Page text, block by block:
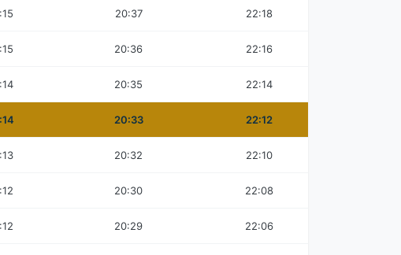
20:37 22:18
20:36 22:16
20:35 22:14
20:33 22:12
20:32 22:10
20:30 22:08
20:29 22:06